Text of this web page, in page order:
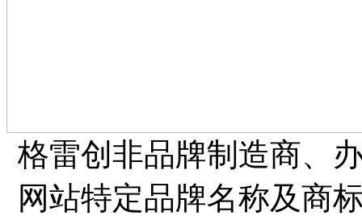
格雷创非品牌制造商、
网站特定品牌名称及商